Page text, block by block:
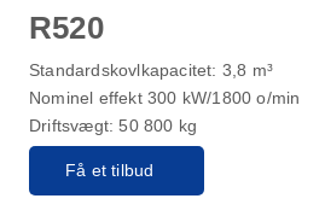
R520
Standardskovlkapacitet: 3,8 m³
Nominel effekt 300 kW/1800 o/min
Driftsvægt: 50 800 kg
Få et tilbud